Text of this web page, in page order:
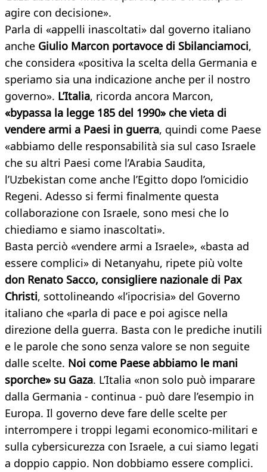
agire con decisione».
Parla di «appelli inascoltati» dal governo italiano
anche Giulio Marcon portavoce di Sbilanciamoci,
che considera «positiva la scelta della Germania e
speriamo sia una indicazione anche per il nostro
governo». L’Italia, ricorda ancora Marcon,
«bypassa la legge 185 del 1990» che vieta di
vendere armi a Paesi in guerra, quindi come Paese
«abbiamo delle responsabilità sia sul caso Israele
che su altri Paesi come l’Arabia Saudita,
l’Uzbekistan come anche l’Egitto dopo l’omicidio
Regeni. Adesso si fermi finalmente questa
collaborazione con Israele, sono mesi che lo
chiediamo e siamo inascoltati».
Basta perciò «vendere armi a Israele», «basta ad
essere complici» di Netanyahu, ripete più volte
don Renato Sacco, consigliere nazionale di Pax
Christi, sottolineando «l’ipocrisia» del Governo
italiano che «parla di pace e poi agisce nella
direzione della guerra. Basta con le prediche inutili
e le parole che sono senza valore se non seguite
dalle scelte. Noi come Paese abbiamo le mani
sporche» su Gaza. L’Italia «non solo può imparare
dalla Germania - continua - può dare l’esempio in
Europa. Il governo deve fare delle scelte per
interrompere i troppi legami economico-militari e
sulla cybersicurezza con Israele, a cui siamo legati
a doppio cappio. Non dobbiamo essere complici.